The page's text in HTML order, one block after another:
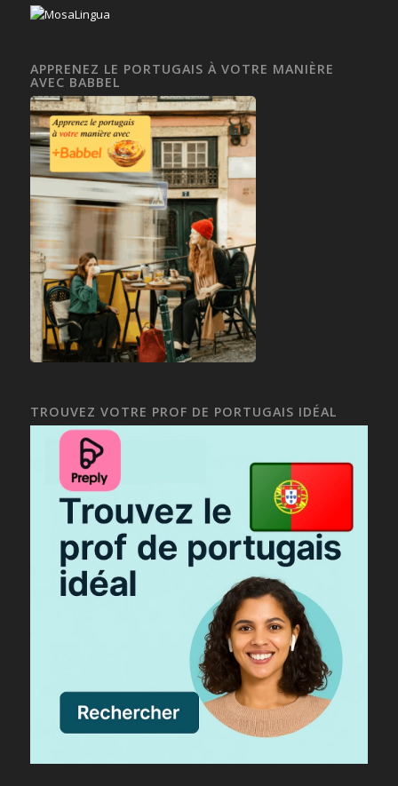
APPRENEZ LE PORTUGAIS À VOTRE MANIÈRE
AVEC BABBEL
TROUVEZ VOTRE PROF DE PORTUGAIS IDÉAL